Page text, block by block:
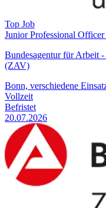
Top Job
Junior Professional
Bundesagentur für Arbeit
(ZAV)
Bonn, verschiedene
Vollzeit
Befristet
20.07.2026